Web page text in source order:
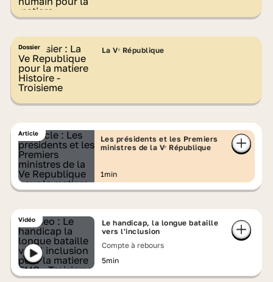
Dossier La Vᵉ République
Article
Les présidents et les Premiers
ministres de la Vᵉ République
1min
Vidéo
Le handicap, la longue bataille
vers l'inclusion
Compte à rebours
5min